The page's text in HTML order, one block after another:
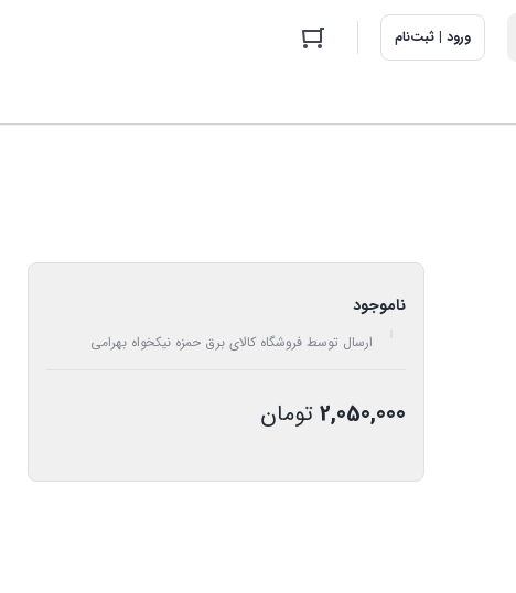
ورود | ثبت‌نام
ناموجود
ارسال توسط فروشگاه کالای برق حمزه نیکخواه بهرامی
2,050,000 تومان